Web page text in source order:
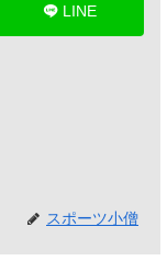
LINE
スポーツ小僧